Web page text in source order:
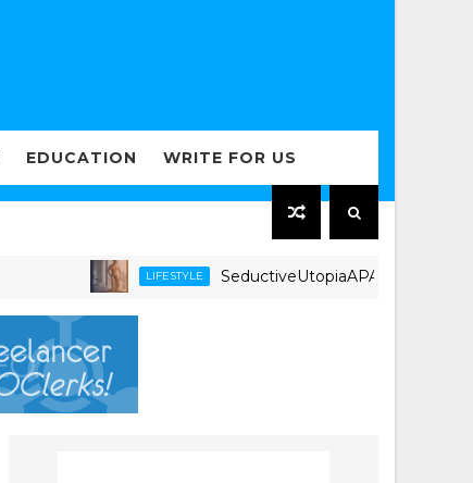
EDUCATION WRITE FOR US
LIFESTYLE SeductiveUtopiaAPAC.com Expands